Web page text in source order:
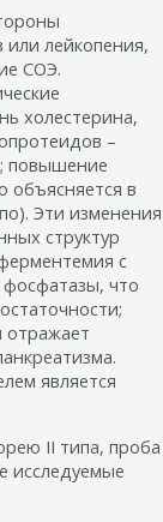
лейкопения,
СОЭ.
холестерина,
–
повышение
объясняется в
Эти изменения
структур
с
что
является
II типа, проба
исследуемые